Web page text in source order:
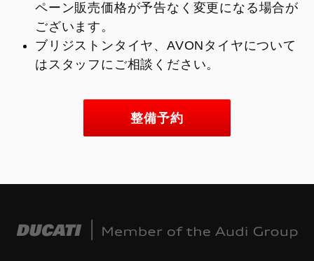
ペーン販売価格が予告なく変更になる場合が
ございます。
ブリジストンタイヤ、AVONタイヤについて
はスタッフにご相談ください。
整備予約